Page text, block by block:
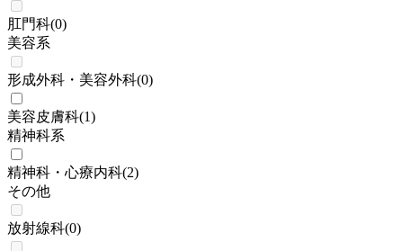
肛門科(0)
美容系
形成外科・美容外科(0)
美容皮膚科(1)
精神科系
精神科・心療内科(2)
その他
放射線科(0)